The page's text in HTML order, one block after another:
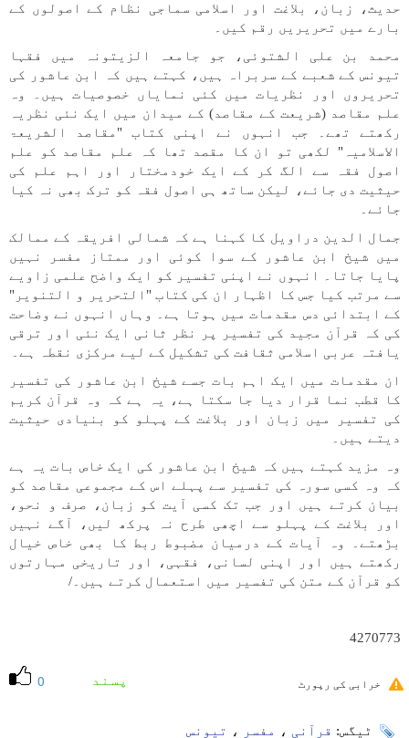
حدیث، زبان، بلاغت اور اسلامی سماجی نظام کے اصولوں کے
بارے میں تحریریں رقم کیں۔
محمد بن علی الشتوئی، جو جامعہ الزیتونہ میں فقہا
تیونس کے شعبے کے سربراہ ہیں، کہتے ہیں کہ ابن عاشور کی
تحریروں اور نظریات میں کئی نمایاں خصوصیات ہیں۔ وہ
علم مقاصد (شریعت کے مقاصد) کے میدان میں ایک نئی نظریہ
رکھتے تھے۔ جب انہوں نے اپنی کتاب "مقاصد الشریعۃ
الاسلامیہ" لکھی تو ان کا مقصد تھا کہ علم مقاصد کو علم
اصول فقہ سے الگ کر کے ایک خودمختار اور اہم علم کی
حیثیت دی جائے، لیکن ساتھ ہی اصول فقہ کو ترک بھی نہ کیا
جائے۔
جمال الدین دراویل کا کہنا ہے کہ شمالی افریقہ کے ممالک
میں شیخ ابن عاشور کے سوا کوئی اور ممتاز مفسر نہیں
پایا جاتا۔ انہوں نے اپنی تفسیر کو ایک واضح علمی زاویے
سے مرتب کیا جس کا اظہار ان کی کتاب "التحریر و التنویر"
کے ابتدائی دس مقدمات میں ہوتا ہے۔ وہاں انہوں نے وضاحت
کی کہ قرآن مجید کی تفسیر پر نظر ثانی ایک نئی اور ترقی
یافتہ عربی اسلامی ثقافت کی تشکیل کے لیے مرکزی نقطہ ہے۔
ان مقدمات میں ایک اہم بات جسے شیخ ابن عاشور کی تفسیر
کا قطب نما قرار دیا جا سکتا ہے، یہ ہے کہ وہ قرآن کریم
کی تفسیر میں زبان اور بلاغت کے پہلو کو بنیادی حیثیت
دیتے ہیں۔
وہ مزید کہتے ہیں کہ شیخ ابن عاشور کی ایک خاص بات یہ ہے
کہ وہ کسی سورہ کی تفسیر سے پہلے اس کے مجموعی مقاصد کو
بیان کرتے ہیں اور جب تک کسی آیت کو زبان، صرف و نحو،
اور بلاغت کے پہلو سے اچھی طرح نہ پرکھ لیں، آگے نہیں
بڑھتے۔ وہ آیات کے درمیان مضبوط ربط کا بھی خاص خیال
رکھتے ہیں اور اپنی لسانی، فقہی، اور تاریخی مہارتوں
کو قرآن کے متن کی تفسیر میں استعمال کرتے ہیں۔/
4270773
0 پسند خرابی کی رپورٹ
ٹیگس: قرآنی ، مفسر ، تیونس